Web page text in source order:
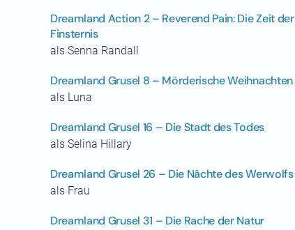
Dreamland Action 2 – Reverend Pain: Die Zeit der
Finsternis
als Senna Randall
Dreamland Grusel 8 – Mörderische Weihnachten
als Luna
Dreamland Grusel 16 – Die Stadt des Todes
als Selina Hillary
Dreamland Grusel 26 – Die Nächte des Werwolfs
als Frau
Dreamland Grusel 31 – Die Rache der Natur